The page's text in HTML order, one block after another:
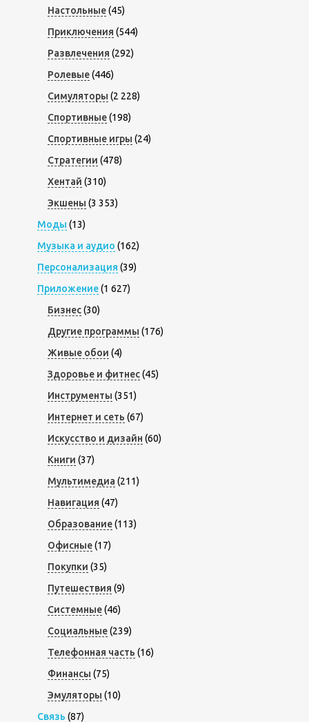
Настольные(45)
Приключения (544)
Развлечения (292)
Ролевые(446)
Симуляторы (2 228)
Спортивные(198)
Спортивные игры (24)
Стратегии (478)
Хентай (310)
Экшены (3 353)
Моды (13)
Музыка и аудио (162)
Персонализация (39)
Приложение(1 627)
Бизнес(30)
Другие программы (176)
Живые обои (4)
Здоровье и фитнес(45)
Инструменты (351)
Интернет и сеть (67)
Искусство и дизайн (60)
Книги (37)
Мультимедиа (211)
Навигация (47)
Образование(113)
Офисные(17)
Покупки (35)
Путешествия (9)
Системные(46)
Социальные(239)
Телефонная часть (16)
Финансы (75)
Эмуляторы (10)
Связь (87)